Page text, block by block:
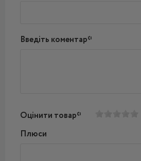
Введіть коментар*
Оцінити товар*
Плюси